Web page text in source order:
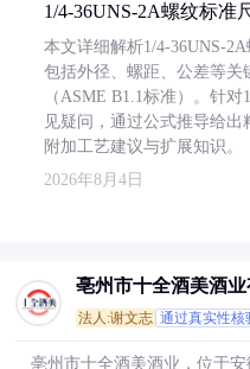
1/4-36UNS-2A螺纹标准
本文详细解析1/4-36UNS-
包括外径、螺距、公差等
（ASME B1.1标准）。针
见疑问，通过公式推导给
附加工艺建议与扩展知识。
2026年8月4日
亳州市十全酒美酒业
法人:谢文志 通过真实性核
亳州市十全酒美酒业，位于